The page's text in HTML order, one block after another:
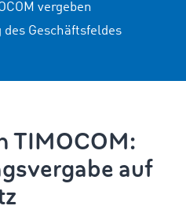
vergeben
des Geschäftsfeldes
TIMOCOM:
auf